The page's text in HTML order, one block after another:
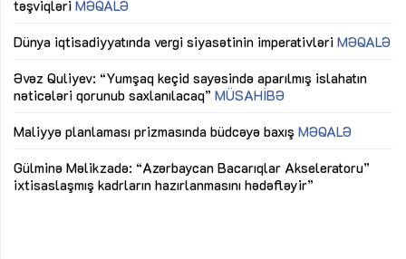
təşviqləri MƏQALƏ
Dünya iqtisadiyyatında vergi siyasətinin imperativləri MƏQALƏ
Əvəz Quliyev: “Yumşaq keçid sayəsində aparılmış islahatın
nəticələri qorunub saxlanılacaq” MÜSAHİBƏ
Maliyyə planlaması prizmasında büdcəyə baxış MƏQALƏ
Gülminə Məlikzadə: “Azərbaycan Bacarıqlar Akseleratoru”
ixtisaslaşmış kadrların hazırlanmasını hədəfləyir”